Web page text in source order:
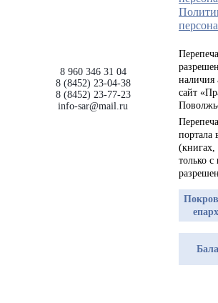
8 960 346 31 04
8 (8452) 23-04-38
8 (8452) 23-77-23
info-sar@mail.ru
наличия
сайт
портала
(книгах,
только